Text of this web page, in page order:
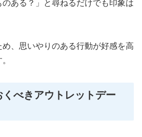
のある？」と尋ねるだけでも印象は
、思いやりのある行動が好感を高
べきアウトレットデー